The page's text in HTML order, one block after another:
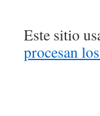
Este sitio
procesan